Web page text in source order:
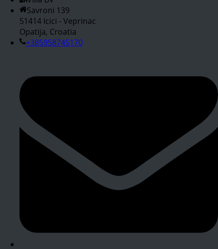
Savroni 139
51414 Icici - Veprinac
Opatija, Croatia
+385958745170